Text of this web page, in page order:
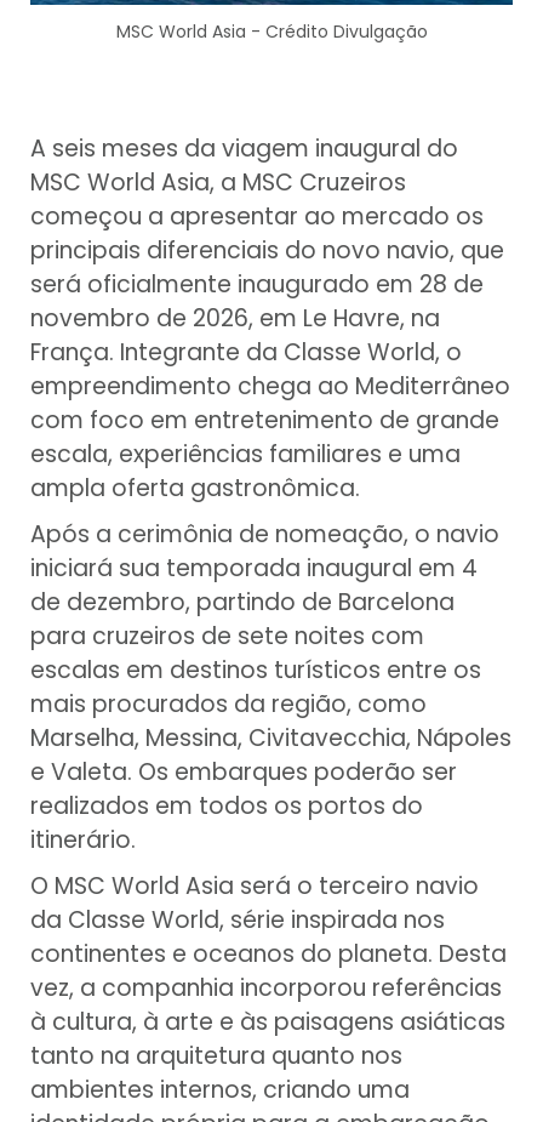
MSC World Asia - Crédito Divulgação
A seis meses da viagem inaugural do
MSC World Asia, a MSC Cruzeiros
começou a apresentar ao mercado os
principais diferenciais do novo navio, que
será oficialmente inaugurado em 28 de
novembro de 2026, em Le Havre, na
França. Integrante da Classe World, o
empreendimento chega ao Mediterrâneo
com foco em entretenimento de grande
escala, experiências familiares e uma
ampla oferta gastronômica.
Após a cerimônia de nomeação, o navio
iniciará sua temporada inaugural em 4
de dezembro, partindo de Barcelona
para cruzeiros de sete noites com
escalas em destinos turísticos entre os
mais procurados da região, como
Marselha, Messina, Civitavecchia, Nápoles
e Valeta. Os embarques poderão ser
realizados em todos os portos do
itinerário.
O MSC World Asia será o terceiro navio
da Classe World, série inspirada nos
continentes e oceanos do planeta. Desta
vez, a companhia incorporou referências
à cultura, à arte e às paisagens asiáticas
tanto na arquitetura quanto nos
ambientes internos, criando uma